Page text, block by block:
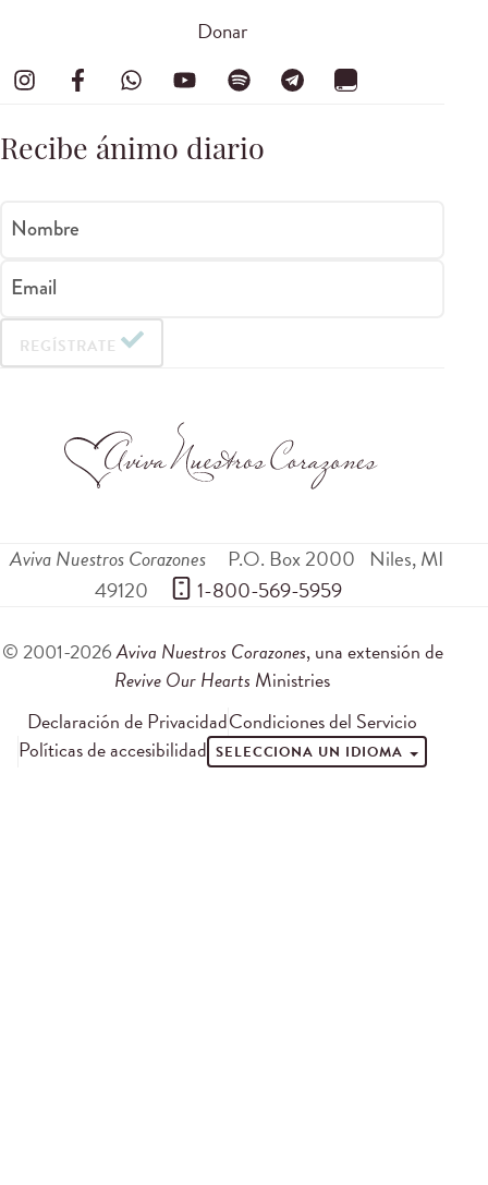
Donar
Recibe ánimo diario
Nombre
Email
REGÍSTRATE
Aviva Nuestros Corazones P.O. Box 2000 Niles,MI
49120
1-800-569-5959
© 2001-2026Aviva Nuestros Corazones, una extensión de
Revive Our Hearts Ministries
Declaración de PrivacidadCondiciones del Servicio
Políticas de accesibilidad SELECCIONA UN IDIOMA